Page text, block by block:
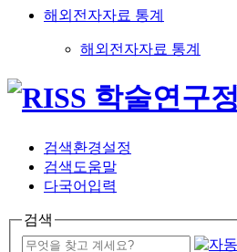
해외전자자료 통계
해외전자자료 통계
검색환경설정
검색도움말
다국어입력
검색